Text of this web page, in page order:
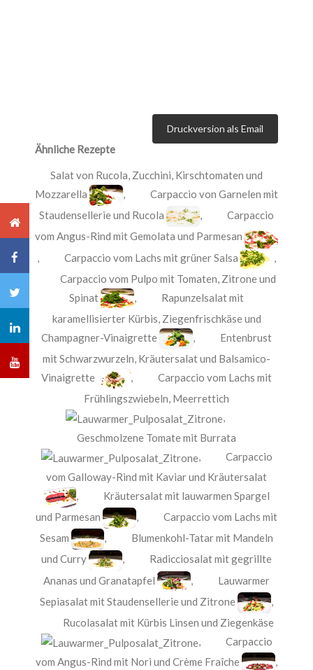
Druckversion als Email
Ähnliche Rezepte
Salat von Rucola, Zucchini, Kirschtomaten und
Mozzarella
, Carpaccio von Garnelen mit
Staudensellerie und Rucola
, Carpaccio
vom Angus-Rind mit Gemolata und Parmesan
,Carpaccio vom Lachs mit grüner Salsa
Carpaccio vom Pulpo mit Tomaten, Zitrone und
Spinat
, Rapunzelsalat mit
karamellisierter Kürbis, Ziegenfrischkäse und
Champagner-Vinaigrette
, Entenbrust
mit Schwarzwurzeln, Kräutersalat und Balsamico-
Vinaigrette
, Carpaccio vom Lachs mit
Frühlingszwiebeln, Meerrettich
,
Geschmolzene Tomate mit Burrata
, Carpaccio
vom Galloway-Rind mit Kaviar und Kräutersalat
, Kräutersalat mit lauwarmen Spargel
und Parmesan
, Carpaccio vom Lachs mit
Sesam
, Blumenkohl-Tatar mit Mandeln
und Curry
, Radicciosalat mit gegrillte
Ananas und Granatapfel
, Lauwarmer
Sepiasalat mit Staudensellerie und Zitrone
,
Rucolasalat mit Kürbis Linsen und Ziegenkäse
, Carpaccio
vom Angus-Rind mit Nori und Crème Fraîche
,